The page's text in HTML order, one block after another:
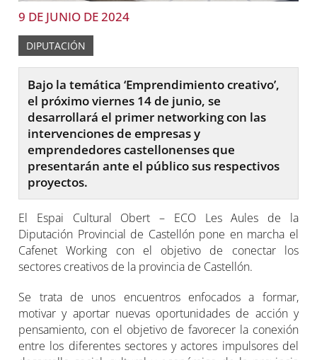
9 DE JUNIO DE 2024
DIPUTACIÓN
Bajo la temática ‘Emprendimiento creativo’,
el próximo viernes 14 de junio, se
desarrollará el primer networking con las
intervenciones de empresas y
emprendedores castellonenses que
presentarán ante el público sus respectivos
proyectos.
El Espai Cultural Obert – ECO Les Aules de la
Diputación Provincial de Castellón pone en marcha el
Cafenet Working con el objetivo de conectar los
sectores creativos de la provincia de Castellón.
Se trata de unos encuentros enfocados a formar,
motivar y aportar nuevas oportunidades de acción y
pensamiento, con el objetivo de favorecer la conexión
entre los diferentes sectores y actores impulsores del